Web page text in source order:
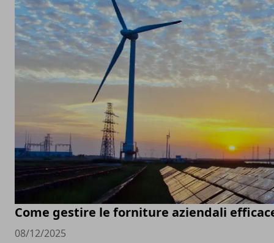
Come gestire le forniture aziendali
08/12/2025